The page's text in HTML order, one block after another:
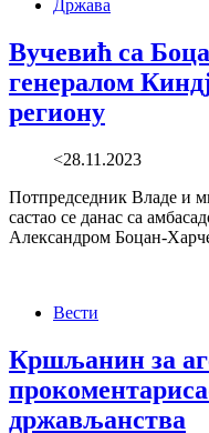
Држава
Вучевић са
генералом
региону
<28.11.2023
Потпредседник Владе и
састао се данас са
Александром Боцан-
Вести
Кршљанин за
држављанства